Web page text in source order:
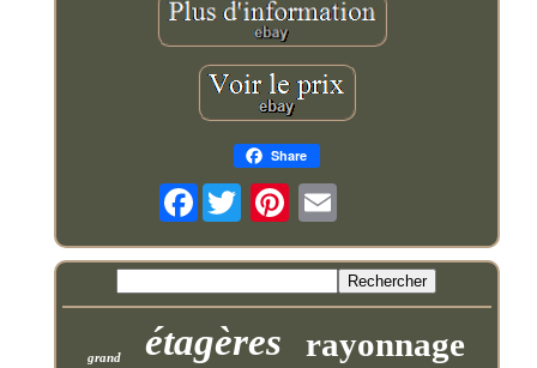
Share
Facebook
grand étagères rayonnage